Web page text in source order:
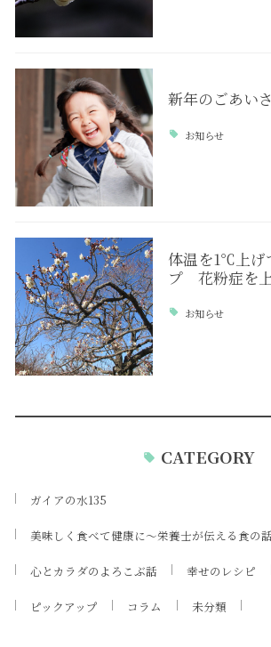
新年のごあい
お知らせ
体温を1℃上げ
プ 花粉症を
お知らせ
CATEGORY
ガイアの水135
美味しく食べて健康に～栄養士が伝える食の
心とカラダのよろこぶ話 幸せのレシピ
ピックアップ コラム 未分類